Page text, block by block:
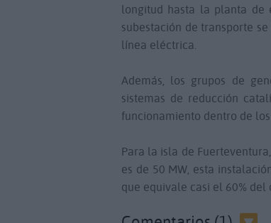
longitud hasta la planta de
subestación de transporte
línea eléctrica.
Además, los grupos de
sistemas de reducción
funcionamiento dentro de
Para la isla de
es de 50 MW, esta
que equivale casi el 60%